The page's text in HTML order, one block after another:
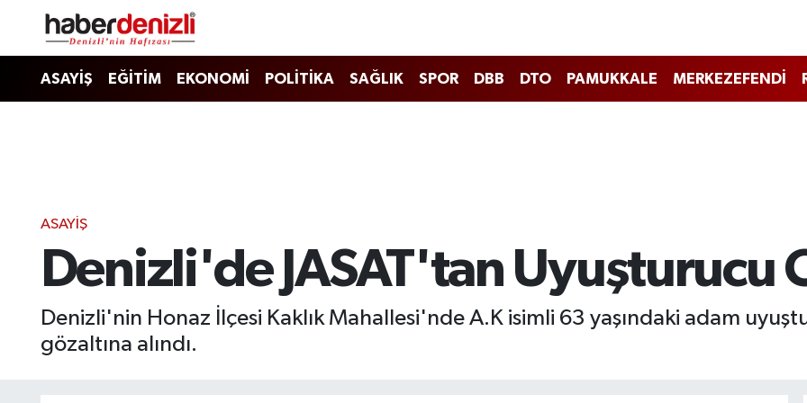
ASAYİŞ EĞİTİM EKONOMİ POLİTİKA SAĞLIK SPOR DBB DTO PAMUKKALE MERKEZEFENDİ
ASAYİŞ
Denizli'de JASAT'tan Uyuşturucu
Denizli'nin Honaz İlçesi Kaklık Mahallesi'nde A.K isimli 63 yaşındaki adam
gözaltına alındı.
Denizli Nöbetçi Eczaneler
Tüm Manşetler
Haber Arşivi